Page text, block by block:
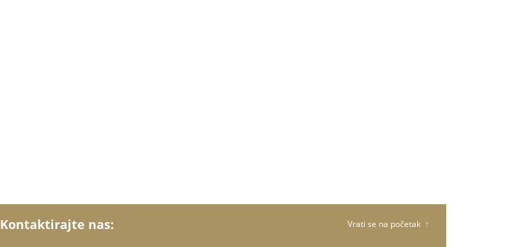
Kontaktirajte nas: Vrati se na početak ↑